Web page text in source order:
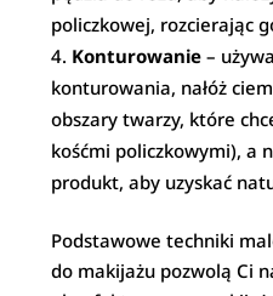
policzkowej, rozcierając
Konturowanie –
konturowania, nałóż
obszary twarzy, które
kośćmi policzkowymi), a
produkt, aby uzyskać
Podstawowe techniki
do makijażu pozwolą Ci